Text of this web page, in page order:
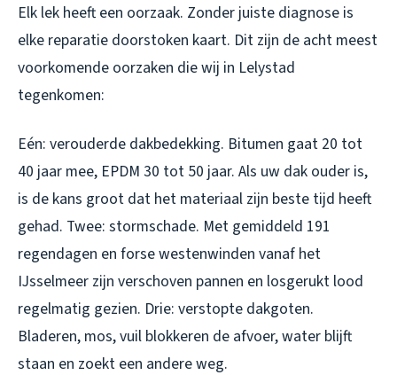
Elk lek heeft een oorzaak. Zonder juiste diagnose is
elke reparatie doorstoken kaart. Dit zijn de acht meest
voorkomende oorzaken die wij in Lelystad
tegenkomen:
Eén: verouderde dakbedekking. Bitumen gaat 20 tot
40 jaar mee, EPDM 30 tot 50 jaar. Als uw dak ouder is,
is de kans groot dat het materiaal zijn beste tijd heeft
gehad. Twee: stormschade. Met gemiddeld 191
regendagen en forse westenwinden vanaf het
IJsselmeer zijn verschoven pannen en losgerukt lood
regelmatig gezien. Drie: verstopte dakgoten.
Bladeren, mos, vuil blokkeren de afvoer, water blijft
staan en zoekt een andere weg.